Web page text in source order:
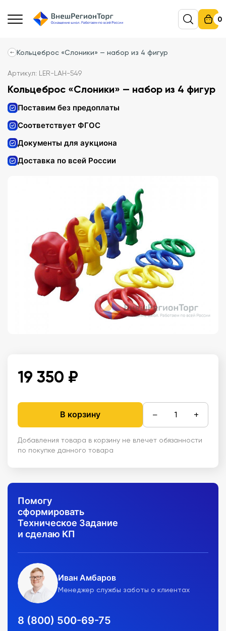
0
Кольцеброс «Слоники» — набор из 4 фигур
Артикул: LER-LAH-549
Кольцеброс «Слоники» — набор из 4 фигур
Поставим без предоплаты
Соответствует ФГОС
Документы для аукциона
Доставка по всей России
19 350 ₽
В корзину − +
Добавления товара в корзину не влечет обязанности
по покупке данного товара
Помогу
сформировать
Техническое Задание
и сделаю КП
Иван Амбаров
Менеджер службы заботы о клиентах
8 (800) 500-69-75